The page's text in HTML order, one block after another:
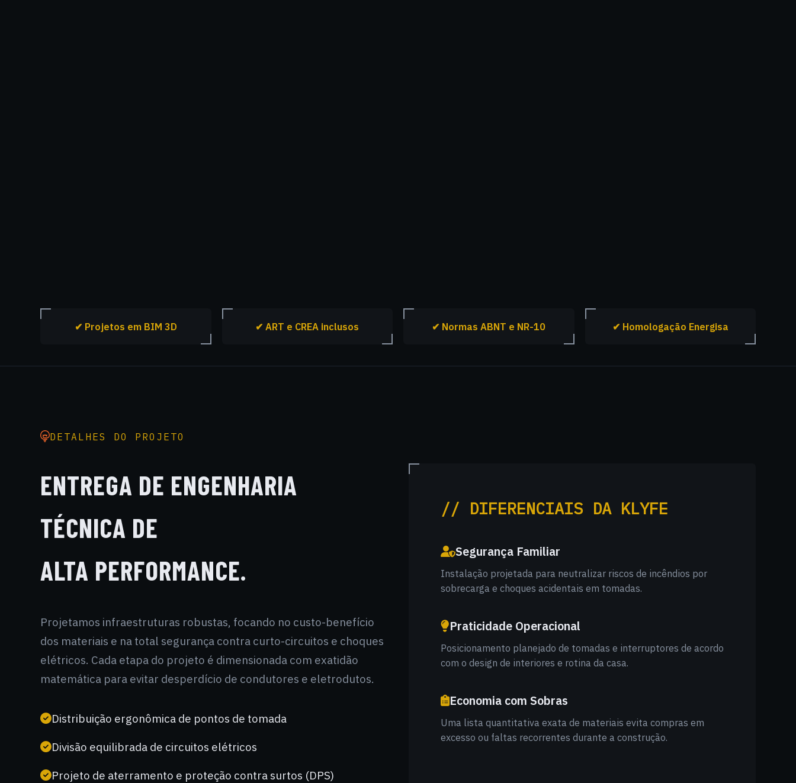
✔ Projetos em BIM 3D ✔ ART e CREA inclusos ✔ Normas ABNT e NR-10 ✔ Homologação Energisa
DETALHES DO PROJETO
ENTREGA DE ENGENHARIA
TÉCNICA DE
ALTA PERFORMANCE.
Projetamos infraestruturas robustas, focando no custo-benefício
dos materiais e na total segurança contra curto-circuitos e choques
elétricos. Cada etapa do projeto é dimensionada com exatidão
matemática para evitar desperdício de condutores e eletrodutos.
Distribuição ergonômica de pontos de tomada
Divisão equilibrada de circuitos elétricos
Projeto de aterramento e proteção contra surtos (DPS)
// DIFERENCIAIS DA KLYFE
Segurança Familiar
Instalação projetada para neutralizar riscos de incêndios por
sobrecarga e choques acidentais em tomadas.
Praticidade Operacional
Posicionamento planejado de tomadas e interruptores de acordo
com o design de interiores e rotina da casa.
Economia com Sobras
Uma lista quantitativa exata de materiais evita compras em
excesso ou faltas recorrentes durante a construção.